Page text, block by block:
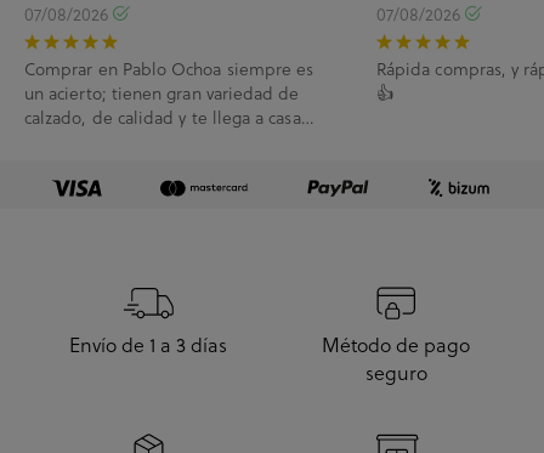
07/08/2026
Comprar en Pablo Ochoa siempre es
un acierto; tienen gran variedad de
calzado, de calidad y te llega a casa
07/08/2026
Rápida compras, y
👍
Envío de 1 a 3 días
Método de pago
seguro